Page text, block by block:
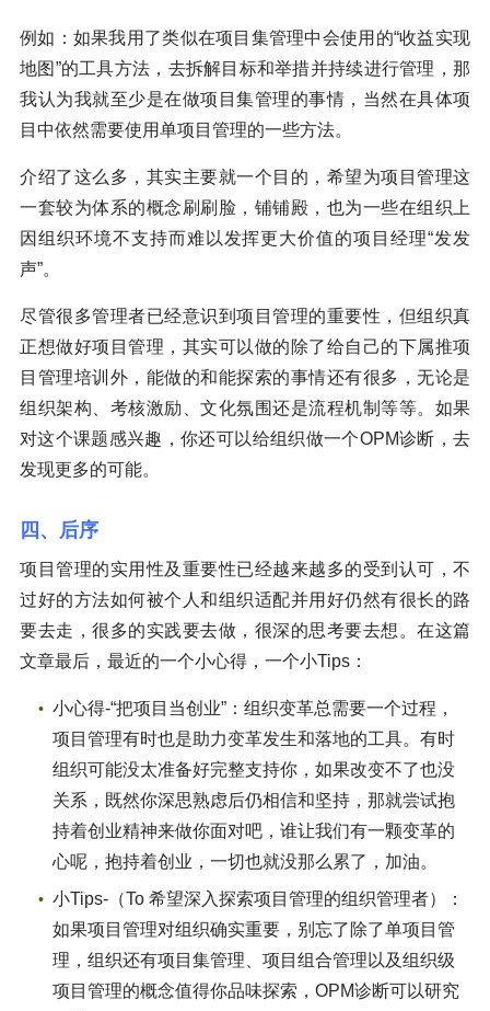
例如：如果我用了类似在项目集管理中会使用的“收益实现
地图”的工具方法，去拆解目标和举措并持续进行管理，那
我认为我就至少是在做项目集管理的事情，当然在具体项
目中依然需要使用单项目管理的一些方法。
介绍了这么多，其实主要就一个目的，希望为项目管理这
一套较为体系的概念刷刷脸，铺铺殿，也为一些在组织上
因组织环境不支持而难以发挥更大价值的项目经理“发发
声”。
尽管很多管理者已经意识到项目管理的重要性，但组织真
正想做好项目管理，其实可以做的除了给自己的下属推项
目管理培训外，能做的和能探索的事情还有很多，无论是
组织架构、考核激励、文化氛围还是流程机制等等。如果
对这个课题感兴趣，你还可以给组织做一个OPM诊断，去
发现更多的可能。
四、后序
项目管理的实用性及重要性已经越来越多的受到认可，不
过好的方法如何被个人和组织适配并用好仍然有很长的路
要去走，很多的实践要去做，很深的思考要去想。在这篇
文章最后，最近的一个小心得，一个小Tips：
小心得-“把项目当创业”：组织变革总需要一个过程，
项目管理有时也是助力变革发生和落地的工具。有时
组织可能没太准备好完整支持你，如果改变不了也没
关系，既然你深思熟虑后仍相信和坚持，那就尝试抱
持着创业精神来做你面对吧，谁让我们有一颗变革的
心呢，抱持着创业，一切也就没那么累了，加油。
小Tips-（To 希望深入探索项目管理的组织管理者）：
如果项目管理对组织确实重要，别忘了除了单项目管
理，组织还有项目集管理、项目组合管理以及组织级
项目管理的概念值得你品味探索，OPM诊断可以研究